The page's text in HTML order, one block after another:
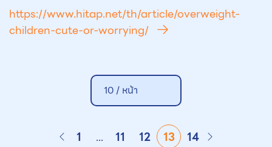
https://www.hitap.net/th/article/overweight-
children-cute-or-worrying/
10 / หน้า
1 ... 11 12 13 14